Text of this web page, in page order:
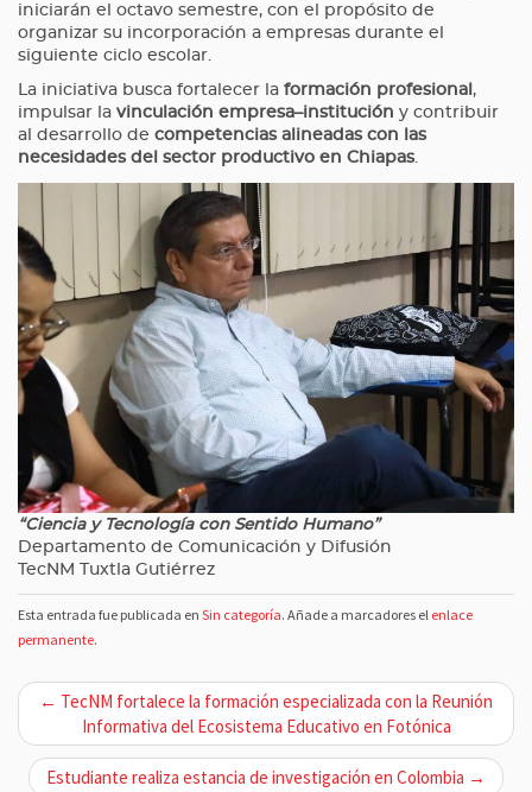
iniciarán el octavo semestre, con el propósito de
organizar su incorporación a empresas durante el
siguiente ciclo escolar.
La iniciativa busca fortalecer la formación profesional ,
impulsar la vinculación empresa–institución y contribuir
al desarrollo de competencias alineadas con las
necesidades del sector productivo en Chiapas.
“Ciencia y Tecnología con Sentido Humano”
Departamento de Comunicación y Difusión
TecNM Tuxtla Gutiérrez
Esta entrada fue publicada en Sin categoría. Añade a marcadores el enlace
permanente.
N
a
← TecNM fortalece la formación especializada con la Reunión
Informativa del Ecosistema Educativo en Fotónica
Estudiante realiza estancia de investigación en Colombia →